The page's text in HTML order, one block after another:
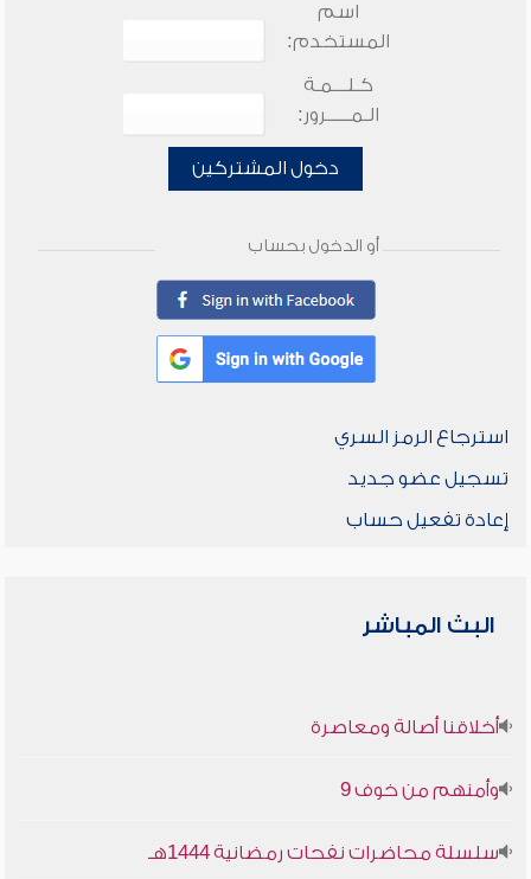
اسم
المستخدم:
كـلـــمـة
الـمـــــرور:
دخول المشتركين
أو الدخول بحساب
استرجاع الرمز السري
تسجيل عضو جديد
إعادة تفعيل حساب
البث المباشر
أخلاقنا أصالة ومعاصرة
وأمنهم من خوف 9
سلسلة محاضرات نفحات رمضانية 1444هـ